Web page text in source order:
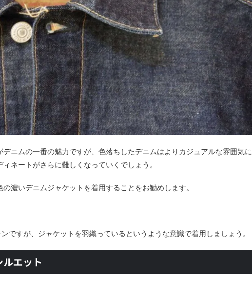
デニムの一番の魅力ですが、色落ちしたデニムはよりカジュアルな雰囲気に
ネートがさらに難しくなっていくでしょう。
濃いデニムジャケットを着用することをお勧めします。
ですが、ジャケットを羽織っているというような意識で着用しましょう。
エット